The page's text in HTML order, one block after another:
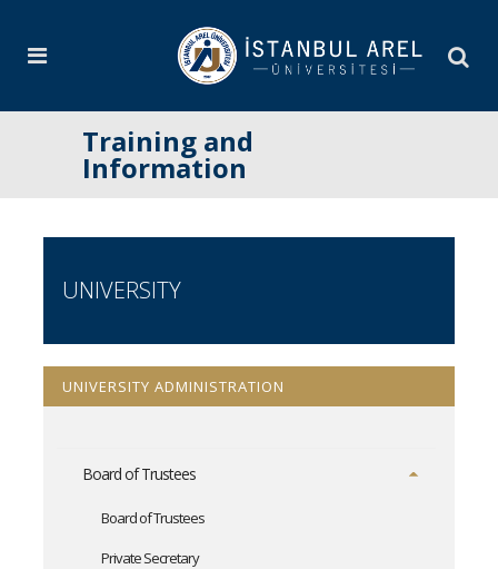
Training and
Information
UNIVERSITY
UNIVERSITY ADMINISTRATION
Board of Trustees
Board of Trustees
Private Secretary